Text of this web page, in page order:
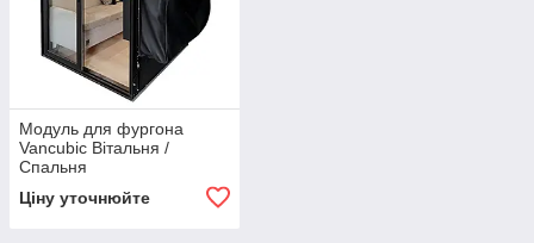
Модуль для фургона
Vancubic Вітальня /
Спальня
Ціну уточнюйте